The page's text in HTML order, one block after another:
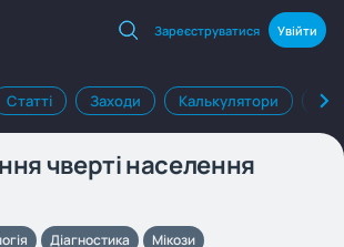
Зареєструватися Увійти
Статті Заходи Калькулятори
чверті населення
Діагностика Мікози